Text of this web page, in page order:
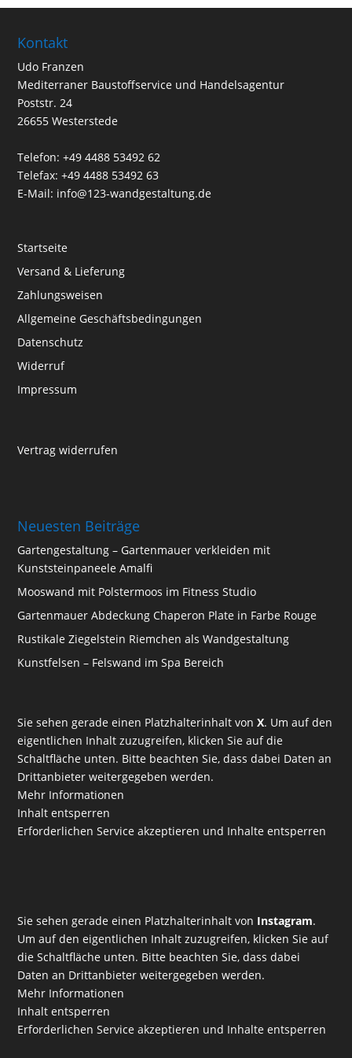
Kontakt
Udo Franzen
Mediterraner Baustoffservice und Handelsagentur
Poststr. 24
26655 Westerstede
Telefon: +49 4488 53492 62
Telefax: +49 4488 53492 63
E-Mail: info@123-wandgestaltung.de
Startseite
Versand & Lieferung
Zahlungsweisen
Allgemeine Geschäftsbedingungen
Datenschutz
Widerruf
Impressum
Vertrag widerrufen
Neuesten Beiträge
Gartengestaltung – Gartenmauer verkleiden mit
Kunststeinpaneele Amalfi
Mooswand mit Polstermoos im Fitness Studio
Gartenmauer Abdeckung Chaperon Plate in Farbe Rouge
Rustikale Ziegelstein Riemchen als Wandgestaltung
Kunstfelsen – Felswand im Spa Bereich
Sie sehen gerade einen Platzhalterinhalt vonX. Um auf den
eigentlichen Inhalt zuzugreifen, klicken Sie auf die
Schaltfläche unten. Bitte beachten Sie, dass dabei Daten an
Drittanbieter weitergegeben werden.
Mehr Informationen
Inhalt entsperren
Erforderlichen Service akzeptieren und Inhalte entsperren
Sie sehen gerade einen Platzhalterinhalt von Instagram.
Um auf den eigentlichen Inhalt zuzugreifen, klicken Sie auf
die Schaltfläche unten. Bitte beachten Sie, dass dabei
Daten an Drittanbieter weitergegeben werden.
Mehr Informationen
Inhalt entsperren
Erforderlichen Service akzeptieren und Inhalte entsperren